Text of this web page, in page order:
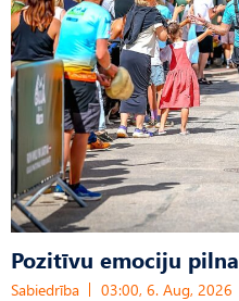
Pozitīvu emociju
Sabiedrība 03:00, 6. Aug, 2026